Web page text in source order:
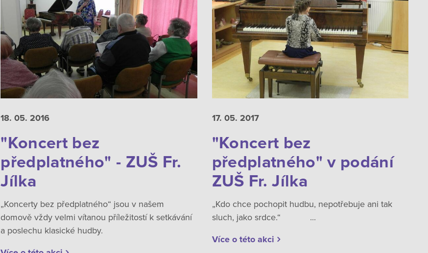
18. 05. 2016
"Koncert bez
předplatného" - ZUŠ Fr.
Jílka
„Koncerty bez předplatného“ jsou v našem
domově vždy velmi vítanou příležitostí k setkávání
a poslechu klasické hudby.
17. 05. 2017
"Koncert bez
předplatného" v podání
ZUŠ Fr. Jílka
„Kdo chce pochopit hudbu, nepotřebuje ani tak
sluch, jako srdce.“ ...
Více o této akci